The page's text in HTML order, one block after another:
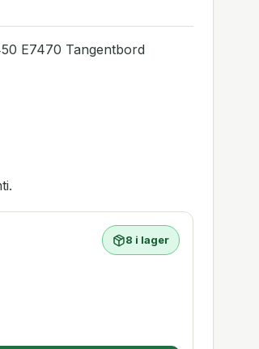
E7470 Tangentbord
8 i lager